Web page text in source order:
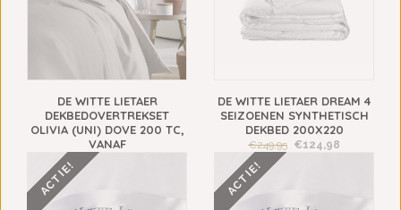
DE WITTE LIETAER
DEKBEDOVERTREKSET
OLIVIA (UNI) DOVE 200 TC,
VANAF
€79,95
DE WITTE LIETAER DREAM 4
SEIZOENEN SYNTHETISCH
DEKBED 200X220
€249,95 €124,98
ACTIE! ACTIE!